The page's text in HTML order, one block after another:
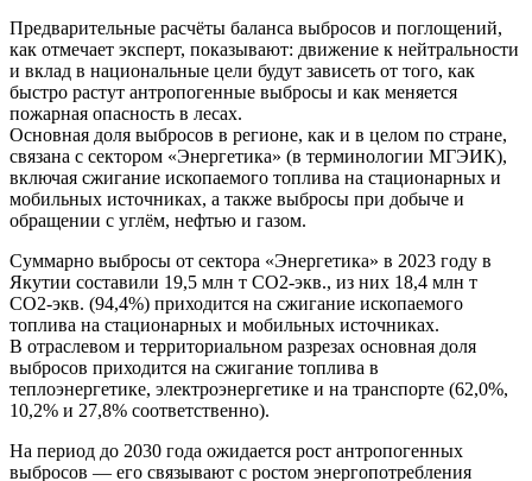
Предварительные расчёты баланса выбросов и поглощений,
как отмечает эксперт, показывают: движение к нейтральности
и вклад в национальные цели будут зависеть от того, как
быстро растут антропогенные выбросы и как меняется
пожарная опасность в лесах.
Основная доля выбросов в регионе, как и в целом по стране,
связана с сектором «Энергетика» (в терминологии МГЭИК),
включая сжигание ископаемого топлива на стационарных и
мобильных источниках, а также выбросы при добыче и
обращении с углём, нефтью и газом.
Суммарно выбросы от сектора «Энергетика» в 2023 году в
Якутии составили 19,5 млн т СО2-экв., из них 18,4 млн т
СО2-экв. (94,4%) приходится на сжигание ископаемого
топлива на стационарных и мобильных источниках.
В отраслевом и территориальном разрезах основная доля
выбросов приходится на сжигание топлива в
теплоэнергетике, электроэнергетике и на транспорте (62,0%,
10,2% и 27,8% соответственно).
На период до 2030 года ожидается рост антропогенных
выбросов — его связывают с ростом энергопотребления